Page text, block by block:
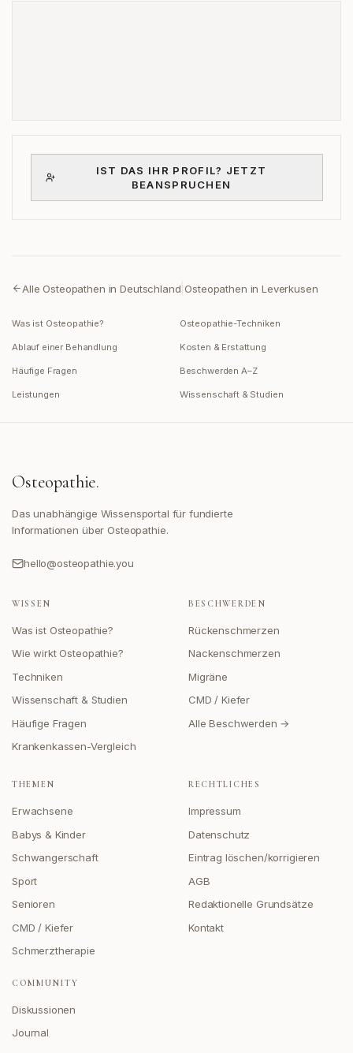
IST DAS IHR PROFIL? JETZT
BEANSPRUCHEN
Alle Osteopathen in Deutschland Osteopathen inLeverkusen
Was ist Osteopathie? Osteopathie-Techniken
Ablauf einer Behandlung Kosten & Erstattung
Häufige Fragen Beschwerden A–Z
Leistungen Wissenschaft & Studien
Osteopathie.
Das unabhängige Wissensportal für fundierte
Informationen über Osteopathie.
hello@osteopathie.you
WISSEN
Was ist Osteopathie?
Wie wirkt Osteopathie?
Techniken
Wissenschaft & Studien
Häufige Fragen
Krankenkassen-Vergleich
BESCHWERDEN
Rückenschmerzen
Nackenschmerzen
Migräne
CMD / Kiefer
Alle Beschwerden →
THEMEN
Erwachsene
Babys & Kinder
Schwangerschaft
Sport
Senioren
CMD / Kiefer
Schmerztherapie
COMMUNITY
Diskussionen
Journal
RECHTLICHES
Impressum
Datenschutz
Eintrag löschen/korrigieren
AGB
Redaktionelle Grundsätze
Kontakt